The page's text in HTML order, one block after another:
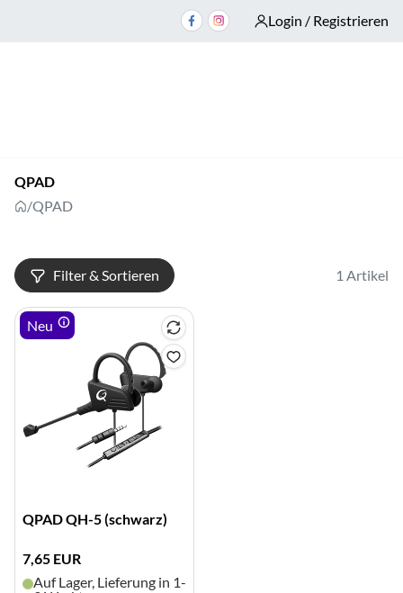
Login / Registrieren
QPAD
/QPAD
Filter & Sortieren 1 Artikel
QPAD QH-5 (schwarz)
7,65 EUR
Auf Lager, Lieferung in 1-
Neu